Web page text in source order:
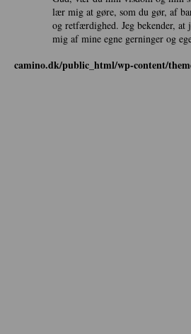
lær mig at gøre, som du gør, af
og retfærdighed. Jeg bekender, at
mig af mine egne gerninger og
camino.dk/public_html/wp-content/